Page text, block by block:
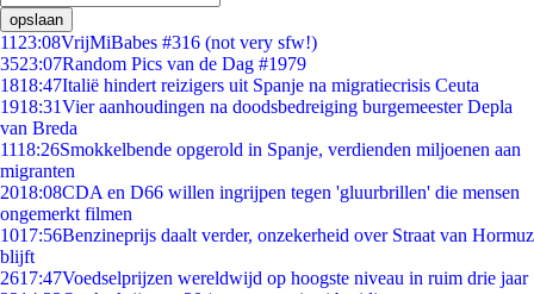
opslaan
11 23:08VrijMiBabes #316 (not very sfw!)
3523:07Random Pics van de Dag #1979
1818:47Italië hindert reizigers uit Spanje na migratiecrisis Ceuta
1918:31Vier aanhoudingen na doodsbedreiging burgemeester Depla
van Breda
1118:26Smokkelbende opgerold in Spanje, verdienden miljoenen aan
migranten
2018:08CDA en D66 willen ingrijpen tegen 'gluurbrillen' die mensen
ongemerkt filmen
1017:56Benzineprijs daalt verder, onzekerheid over Straat van Hormuz
blijft
2617:47Voedselprijzen wereldwijd op hoogste niveau in ruim drie jaar